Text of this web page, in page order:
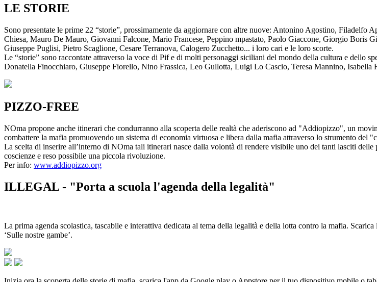
LE STORIE
Sono presentate le prime 22 “storie”, prossimamente da aggiornare con altre nuove: Antonino Agostino,
Chiesa, Mauro De Mauro, Giovanni Falcone, Mario Francese, Peppino mpastato, Paolo Giaccone, Giorgio Boris
Giuseppe Puglisi, Pietro Scaglione, Cesare Terranova, Calogero Zucchetto... i loro cari e le loro scorte.
Le “storie” sono raccontate attraverso la voce di Pif e di molti personaggi siciliani del mondo della cultura e dello
Donatella Finocchiaro, Giuseppe Fiorello, Nino Frassica, Leo Gullotta, Luigi Lo Cascio, Teresa Mannino, Isabella
PIZZO-FREE
NOma propone anche itinerari che condurranno alla scoperta delle realtà che aderiscono ad "Addiopizzo", un
combattere la mafia promuovendo un sistema di economia virtuosa e libera dalla mafia attraverso lo strumento del
La scelta di inserire all’interno di NOma tali itinerari nasce dalla volontà di rendere visibile uno dei tanti lasciti
coscienze e reso possibile una piccola rivoluzione.
Per info: www.addiopizzo.org
ILLEGAL - "Porta a scuola l'agenda della legalità"
La prima agenda scolastica, tascabile e interattiva dedicata al tema della legalità e della lotta contro la mafia.
‘Sulle nostre gambe’.